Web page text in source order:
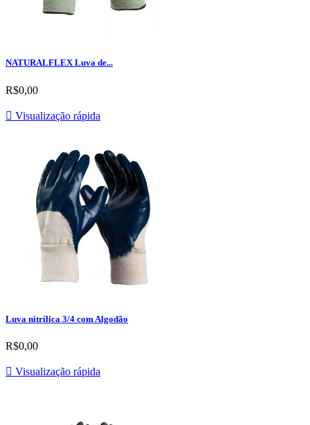
NATURALFLEX Luva de...
R$0,00
 Visualização rápida
Luva nitrílica 3/4 com Algodão
R$0,00
 Visualização rápida